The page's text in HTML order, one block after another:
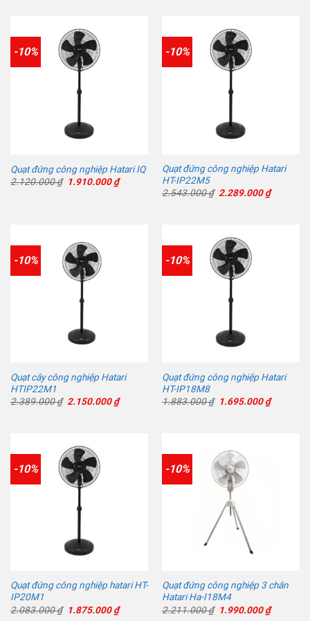
-10%
Quạt đứng công nghiệp Hatari IQ
2.120.000₫
Giá
1.910.000₫Giá
hiện
-10%
Quạt đứng công nghiệp Hatari
HT-IP22M5
2.543.000₫ Giá
2.289.000₫Giá
hiện
-10%
Quạt cây công nghiệp Hatari
HTIP22M1
2.389.000₫ Giá
2.150.000₫Giá
hiện
-10%
Quạt đứng công nghiệp Hatari
HT-IP18M8
1.883.000₫
Giá
1.695.000₫Giá
hiện
-10%
Quạt đứng công nghiệp hatari HT-
IP20M1
2.083.000₫
Giá
1.875.000₫Giá
hiện
-10%
Quạt đứng công nghiệp 3 chân
Hatari Ha-I18M4
2.211.000₫
Giá
1.990.000₫Giá
hiện